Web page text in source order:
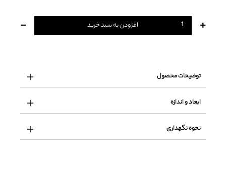
+ افزودن به سبد خرید -
توضیحات محصول
ابعاد و اندازه
نحوه نگهداری